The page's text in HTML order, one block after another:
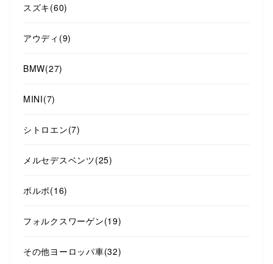
スズキ(60)
アウディ (9)
BMW(27)
MINI(7)
シトロエン(7)
メルセデスベンツ(25)
ボルボ(16)
フォルクスワーゲン(19)
その他ヨーロッパ車(32)